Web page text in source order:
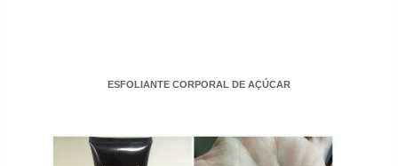
ESFOLIANTE CORPORAL DE AÇÚCAR